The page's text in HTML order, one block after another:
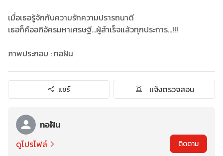
เมื่อเธอรู้จักกับความรักความปรารถนาดี
เธอก็คืออภิอัครมหาเศรษฐี...ผู้สำเร็จแล้วทุกประการ...!!!
ภาพประกอบ : ทอฝัน
แชร์ แจ้งตรวจสอบ
ทอฝัน
ดูโปรไฟล์
ติดตาม